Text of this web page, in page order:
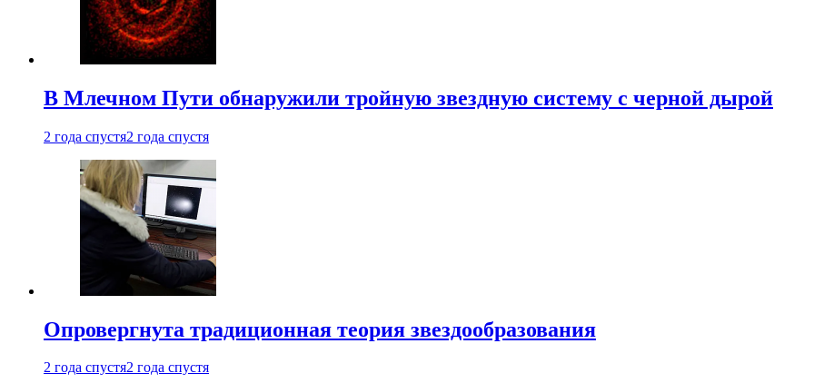
В Млечном Пути обнаружили тройную звездную систему с черной дырой
2 года спустя2 года спустя
Опровергнута традиционная теория звездообразования
2 года спустя2 года спустя